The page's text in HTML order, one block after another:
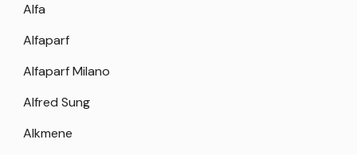
Alfa
Alfaparf
Alfaparf Milano
Alfred Sung
Alkmene